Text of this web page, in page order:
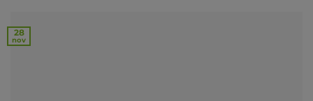
28
nov